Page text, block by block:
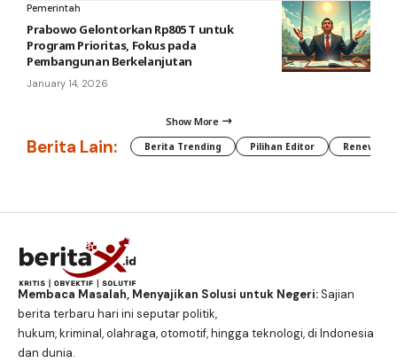
Pemerintah
Prabowo Gelontorkan Rp805 T untuk
Program Prioritas, Fokus pada
Pembangunan Berkelanjutan
January 14, 2026
Show More
Berita Lain: Berita Trending Pilihan Editor
Membaca Masalah, Menyajikan Solusi untuk Negeri:Sajian
berita terbaru hari ini seputar politik,
hukum, kriminal, olahraga, otomotif, hingga teknologi, di Indonesia
dan dunia.